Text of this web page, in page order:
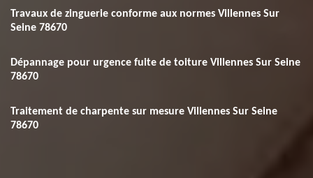
Travaux de zinguerie conforme aux normes Villennes Sur
Seine 78670
Dépannage pour urgence fuite de toiture Villennes Sur Seine
78670
Traitement de charpente sur mesure Villennes Sur Seine
78670